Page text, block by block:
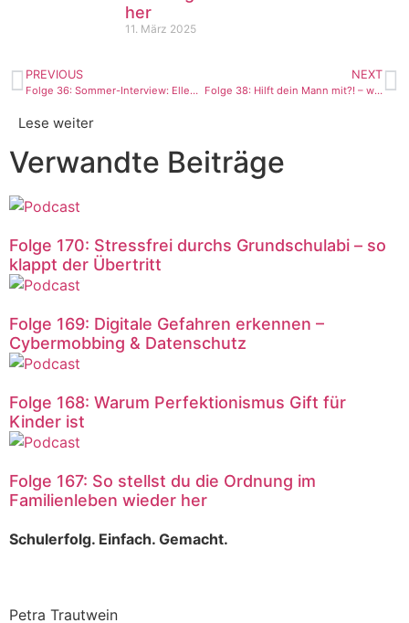
her
11. März 2025
PREVIOUS
Folge 36: Sommer-Interview: Ellen Lutum – Jedes Pfund hat seinen Grund
NEXT
Folge 38: Hilft dein Mann mit?! – wie partnerschaftliches Familienleben funktioniert
Lese weiter
Verwandte Beiträge
Folge 170: Stressfrei durchs Grundschulabi – so
klappt der Übertritt
Folge 169: Digitale Gefahren erkennen –
Cybermobbing & Datenschutz
Folge 168: Warum Perfektionismus Gift für
Kinder ist
Folge 167: So stellst du die Ordnung im
Familienleben wieder her
Schulerfolg. Einfach. Gemacht.
Petra Trautwein